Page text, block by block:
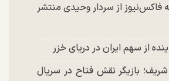
فاکس‌نیوز از سردار وحیدی منتشر
از سهم ایران در دریای خزر
بازیگر نقش فتاح در سریال